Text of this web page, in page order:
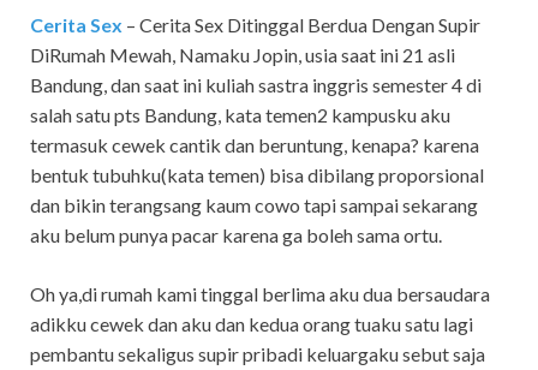
Cerita Sex – Cerita Sex Ditinggal Berdua Dengan Supir
DiRumah Mewah, Namaku Jopin, usia saat ini 21 asli
Bandung, dan saat ini kuliah sastra inggris semester 4 di
salah satu pts Bandung, kata temen2 kampusku aku
termasuk cewek cantik dan beruntung, kenapa? karena
bentuk tubuhku(kata temen) bisa dibilang proporsional
dan bikin terangsang kaum cowo tapi sampai sekarang
aku belum punya pacar karena ga boleh sama ortu.
Oh ya,di rumah kami tinggal berlima aku dua bersaudara
adikku cewek dan aku dan kedua orang tuaku satu lagi
pembantu sekaligus supir pribadi keluargaku sebut saja